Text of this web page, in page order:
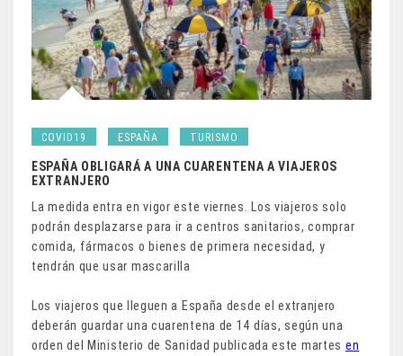
COVID19 ESPAÑA TURISMO
ESPAÑA OBLIGARÁ A UNA CUARENTENA A VIAJEROS
EXTRANJERO
La medida entra en vigor este viernes. Los viajeros solo
podrán desplazarse para ir a centros sanitarios, comprar
comida, fármacos o bienes de primera necesidad, y
tendrán que usar mascarilla
Los viajeros que lleguen a España desde el extranjero
deberán guardar una cuarentena de 14 días, según una
orden del Ministerio de Sanidad publicada este martes en